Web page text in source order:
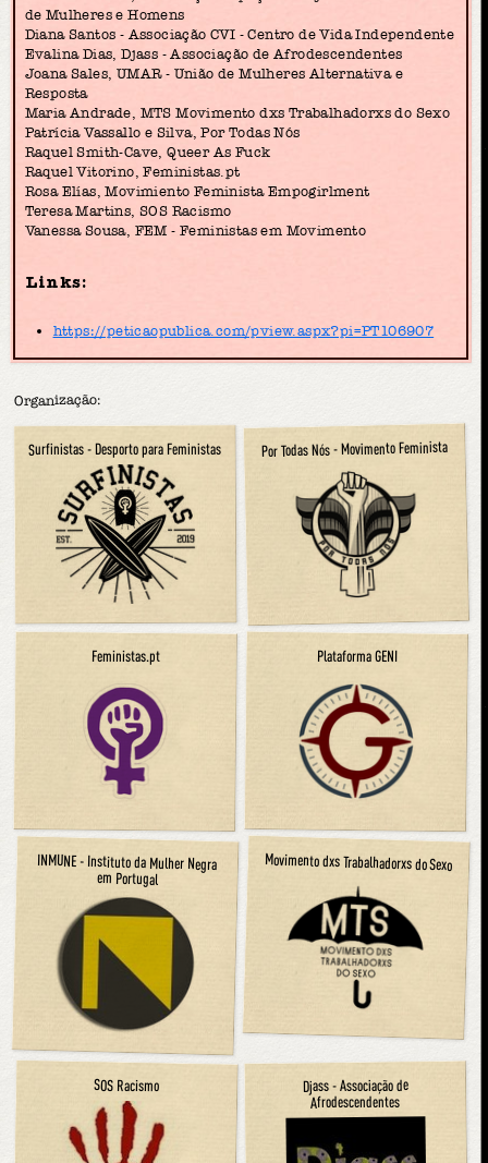
de Mulheres e Homens
Diana Santos - Associação CVI - Centro de Vida Independente
Evalina Dias, Djass - Associação de Afrodescendentes
Joana Sales, UMAR - União de Mulheres Alternativa e
Resposta
Maria Andrade, MTS Movimento dxs Trabalhadorxs do Sexo
Patrícia Vassallo e Silva, Por Todas Nós
Raquel Smith-Cave, Queer As Fuck
Raquel Vitorino, Feministas.pt
Rosa Elías, Movimiento Feminista Empogirlment
Teresa Martins, SOS Racismo
Vanessa Sousa, FEM - Feministas em Movimento
Links:
https://peticaopublica.com/pview.aspx?pi=PT106907
Organização:
Surfinistas - Desporto para Feministas Por Todas Nós - Movimento Feminista
Feministas.pt Plataforma GENI
INMUNE - Instituto da Mulher Negra
em Portugal
Movimento dxs Trabalhadorxs do Sexo
SOS Racismo Djass - Associação de
Afrodescendentes